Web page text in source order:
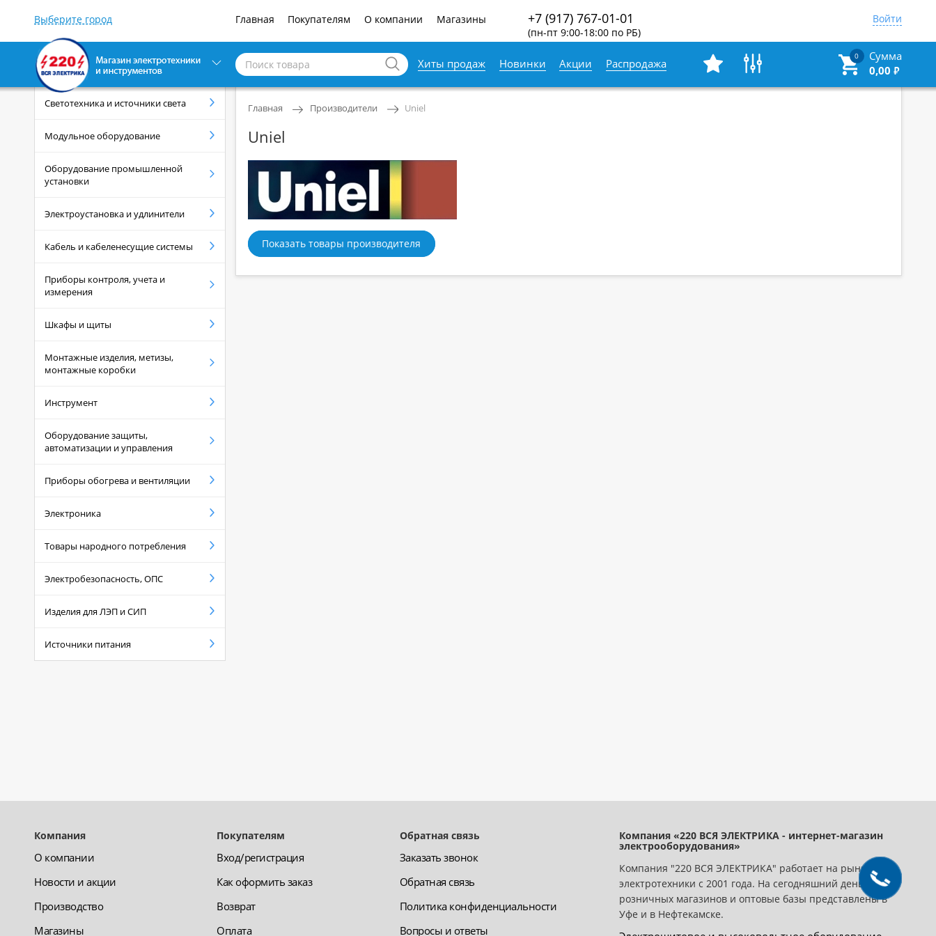
Главная Покупателям О компании Магазины +7 (917) 767-01-01
(пн-пт 9:00-18:00 по РБ)
Войти
Хиты продаж Новинки Акции Распродажа
Сумма
0
0,00 ₽
Светотехника и источники света
Модульное оборудование
Оборудование промышленной
установки
Электроустановка и удлинители
Кабель и кабеленесущие системы
Приборы контроля, учета и
измерения
Шкафы и щиты
Монтажные изделия, метизы,
монтажные коробки
Инструмент
Оборудование защиты,
автоматизации и управления
Приборы обогрева и вентиляции
Электроника
Товары народного потребления
Электробезопасность, ОПС
Изделия для ЛЭП и СИП
Источники питания
Главная Производители Uniel
Uniel
Показать товары производителя
Компания
О компании
Новости и акции
Производство
Магазины
Покупателям
Вход/регистрация
Как оформить заказ
Возврат
Оплата
Обратная связь
Заказать звонок
Обратная связь
Политика конфиденциальности
Вопросы и ответы
Компания «220 ВСЯ ЭЛЕКТРИКА - интернет-магазин
электрооборудования»
Компания "220 ВСЯ ЭЛЕКТРИКА" работает на рынке
электротехники с 2001 года. На сегодняшний день сеть
розничных магазинов и оптовые базы представлены в
Уфе и в Нефтекамске.